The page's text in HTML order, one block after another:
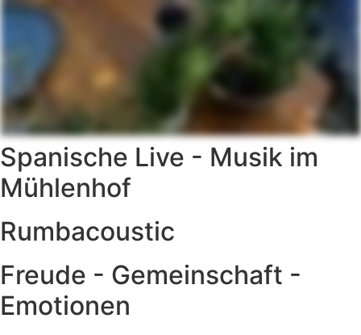
Spanische Live - Musik im
Mühlenhof
Rumbacoustic
Freude - Gemeinschaft -
Emotionen